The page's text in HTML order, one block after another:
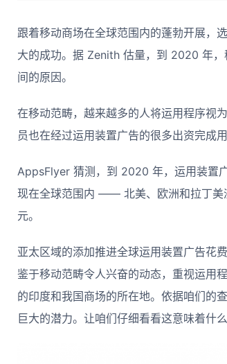
跟着移动商场在全球范围内的蓬勃开展，
大的成功。据 Zenith 估量，到 2020 年
间的原因。
在移动范畴，越来越多的人将运用程序视
员也在经过运用装置广告的很多出资完成用
AppsFlyer 猜测，到 2020 年，运用装置
现在全球范围内 —— 北美、欧洲和拉丁
元。
亚太区域的添加推进全球运用装置广告花
鉴于移动范畴令人兴奋的动态，重视运用
的印度和我国商场的所在地。依据咱们的
巨大的潜力。让咱们仔细看看这意味着什么